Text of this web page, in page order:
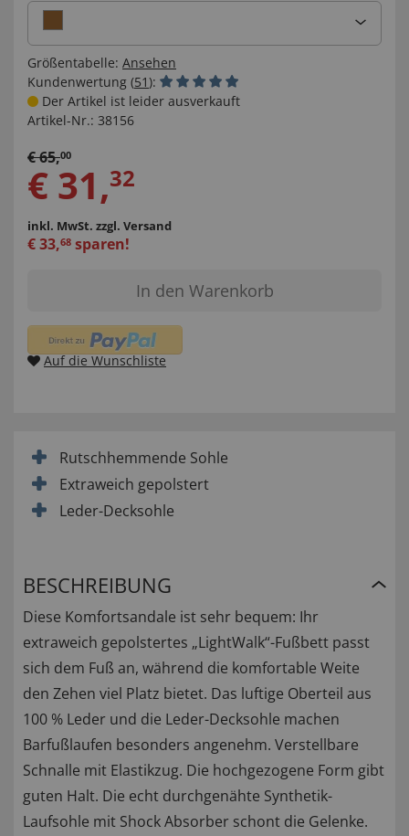
Größentabelle: Ansehen
Kundenwertung (51):
Der Artikel ist leider ausverkauft
Artikel-Nr.: 38156
€65,00
€ 31,32
inkl. MwSt. zzgl. Versand
€33,68 sparen!
In den Warenkorb
Auf die Wunschliste
Rutschhemmende Sohle
Extraweich gepolstert
Leder-Decksohle
BESCHREIBUNG
Diese Komfortsandale ist sehr bequem: Ihr
extraweich gepolstertes „LightWalk“-Fußbett passt
sich dem Fuß an, während die komfortable Weite
den Zehen viel Platz bietet. Das luftige Oberteil aus
100 % Leder und die Leder-Decksohle machen
Barfußlaufen besonders angenehm. Verstellbare
Schnalle mit Elastikzug. Die hochgezogene Form gibt
guten Halt. Die echt durchgenähte Synthetik-
Laufsohle mit Shock Absorber schont die Gelenke.